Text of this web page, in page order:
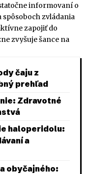
informovaní o
spôsoboch zvládania
zapojiť do
zvyšuje šance na
čaju z
prehľad
Zdravotné
haloperidolu:
a
obyčajného: